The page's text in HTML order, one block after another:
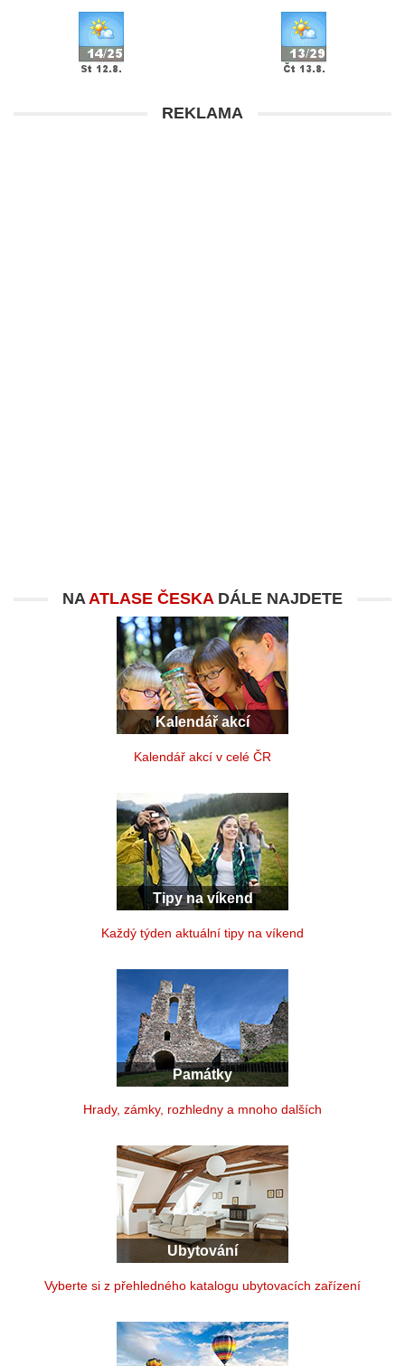
REKLAMA
NAATLASE ČESKADÁLE NAJDETE
Kalendář akcí
Kalendář akcí v celé ČR
Tipy na víkend
Každý týden aktuální tipy na víkend
Památky
Hrady, zámky, rozhledny a mnoho dalších
Ubytování
Vyberte si z přehledného katalogu ubytovacích zařízení